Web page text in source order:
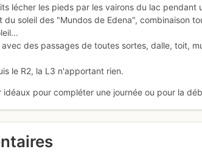
lécher les pieds par les vairons du lac pendant
du soleil des "Mundos de Edena", combinaison
des passages de toutes sortes, dalle, toit,
le R2, la L3 n'apportant rien.
idéaux pour compléter une journée ou pour la